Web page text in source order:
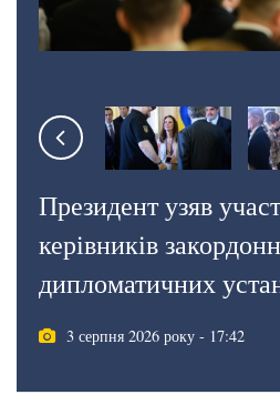
Президент узяв
керівників
дипломатичних
3 серпня 2026 року - 17:42